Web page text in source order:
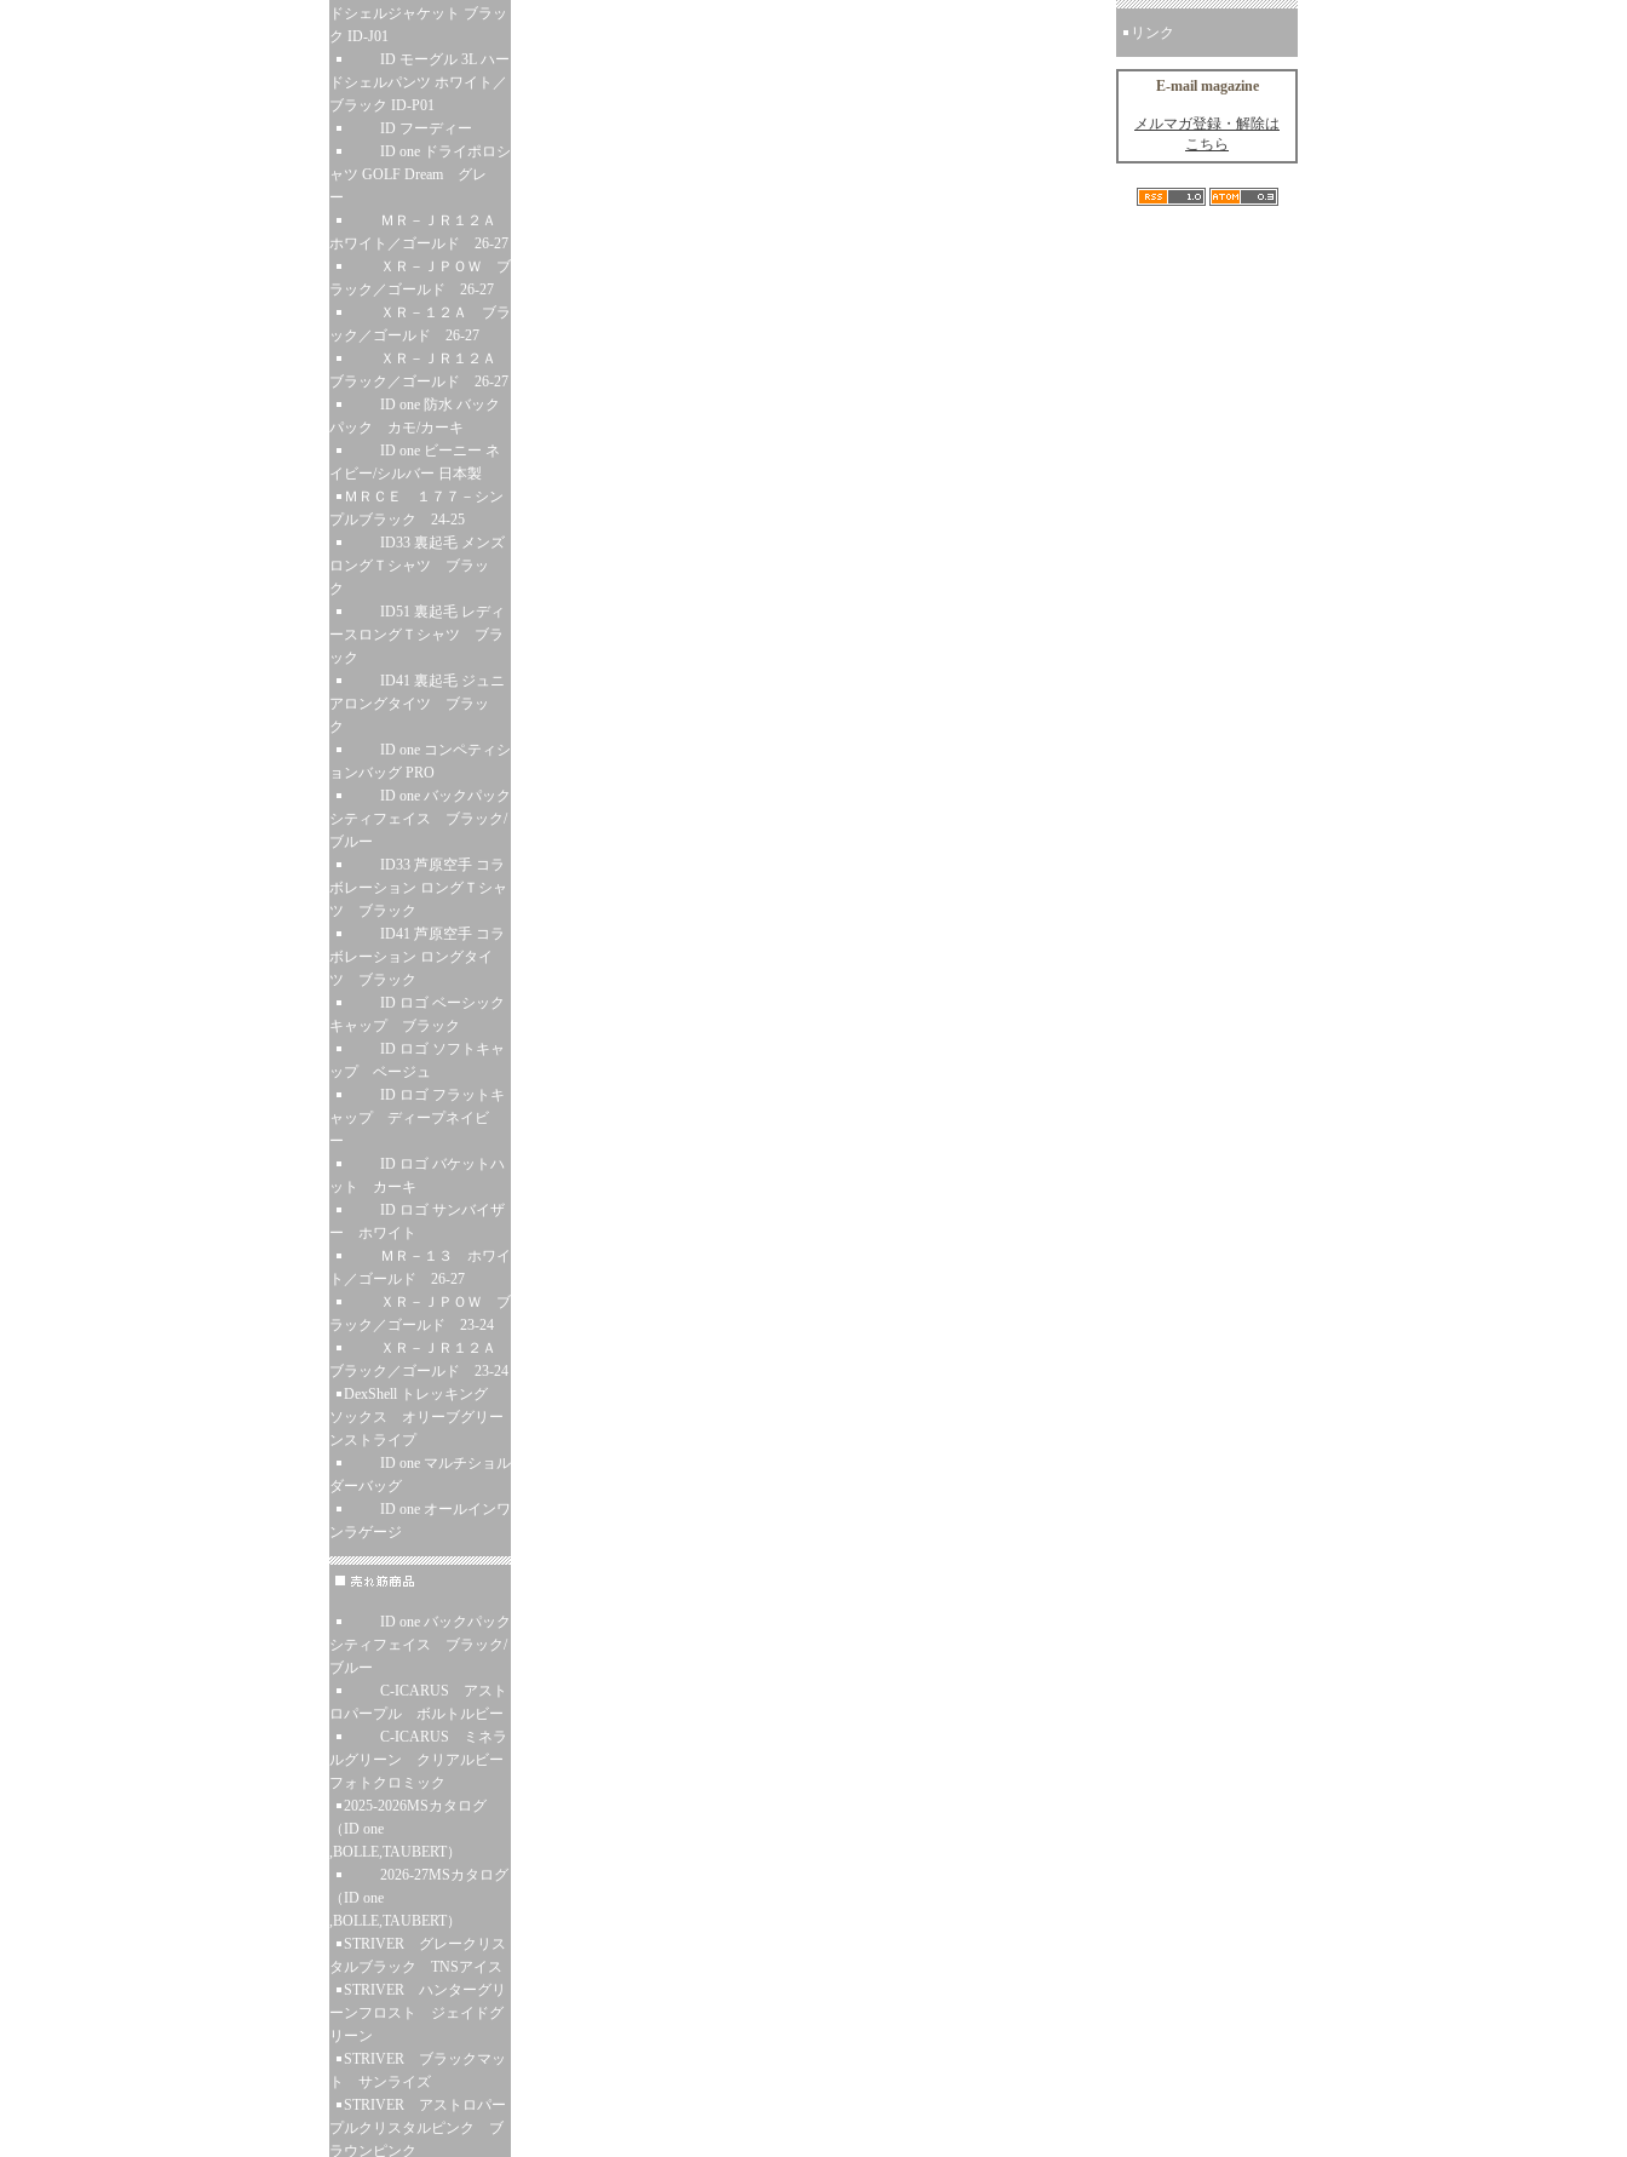
ドシェルジャケット ブラッ
ク ID-J01
ID モーグル 3L ハー
ドシェルパンツ ホワイト／
ブラック ID-P01
ID フーディー
ID one ドライポロシ
ャツ GOLF Dream グレ
ー
ＭＲ－ＪＲ１２Ａ
ホワイト／ゴールド 26-27
ＸＲ－ＪＰＯＷ ブ
ラック／ゴールド 26-27
ＸＲ－１２Ａ ブラ
ック／ゴールド 26-27
ＸＲ－ＪＲ１２Ａ
ブラック／ゴールド 26-27
ID one 防水 バック
パック カモ/カーキ
ID one ビーニー ネ
イビー/シルバー 日本製
ＭＲＣＥ １７７－シン
プルブラック 24-25
ID33 裏起毛 メンズ
ロングＴシャツ ブラッ
ク
ID51 裏起毛 レディ
ースロングＴシャツ ブラ
ック
ID41 裏起毛 ジュニ
アロングタイツ ブラッ
ク
ID one コンペティシ
ョンバッグ PRO
ID one バックパック
シティフェイス ブラック/
ブルー
ID33 芦原空手 コラ
ボレーション ロングＴシャ
ツ ブラック
ID41 芦原空手 コラ
ボレーション ロングタイ
ツ ブラック
ID ロゴ ベーシック
キャップ ブラック
ID ロゴ ソフトキャ
ップ ベージュ
ID ロゴ フラットキ
ャップ ディープネイビ
ー
ID ロゴ バケットハ
ット カーキ
ID ロゴ サンバイザ
ー ホワイト
ＭＲ－１３ ホワイ
ト／ゴールド 26-27
ＸＲ－ＪＰＯＷ ブ
ラック／ゴールド 23-24
ＸＲ－ＪＲ１２Ａ
ブラック／ゴールド 23-24
DexShell トレッキング
ソックス オリーブグリー
ンストライプ
ID one マルチショル
ダーバッグ
ID one オールインワ
ンラゲージ
ID one バックパック
シティフェイス ブラック/
ブルー
C-ICARUS アスト
ロパープル ボルトルビー
C-ICARUS ミネラ
ルグリーン クリアルビー
フォトクロミック
2025-2026MSカタログ
（ID one
,BOLLE,TAUBERT）
2026-27MSカタログ
（ID one
,BOLLE,TAUBERT）
STRIVER グレークリス
タルブラック TNSアイス
STRIVER ハンターグリ
ーンフロスト ジェイドグ
リーン
STRIVER ブラックマッ
ト サンライズ
STRIVER アストロパー
プルクリスタルピンク ブ
ラウンピンク
リンク
E-mail magazine
メルマガ登録・解除は
こちら